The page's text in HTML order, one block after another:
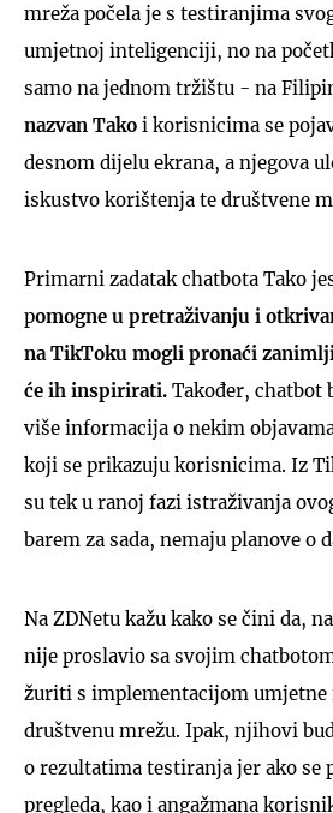
mreža počela je s testiranjima
umjetnoj inteligenciji, no na
samo na jednom tržištu - na
nazvan Tako i korisnicima se
desnom dijelu ekrana, a njegova
iskustvo korištenja te društvene
Primarni zadatak chatbota Tako
pomogne u pretraživanju i
na TikToku mogli pronaći
će ih inspirirati. Također, chatbot
više informacija o nekim
koji se prikazuju korisnicima. Iz
su tek u ranoj fazi istraživanja
barem za sada, nemaju planove
Na ZDNetu kažu kako se čini da,
nije proslavio sa svojim
žuriti s implementacijom umjetne
društvenu mrežu. Ipak, njihovi
o rezultatima testiranja jer ako se
pregleda, kao i angažmana